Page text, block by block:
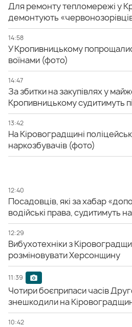
Для ремонту тепломережі у
демонтують
14:58
У Кропивницькому
воїнами (фото)
14:47
За збитки на закупівлях у
Кропивницькому судитимуть
13:42
На Кіровоградщині
наркозбувачів (фото)
12:40
Посадовців, які за хабар
водійські права, судитимуть
12:29
Вибухотехніки з
розміновувати Херсонщину
11:39
Чотири боєприпаси часів
знешкодили на
10:42